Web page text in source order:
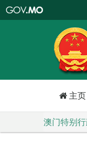
特
政
区
政
口
主页
澳门特别